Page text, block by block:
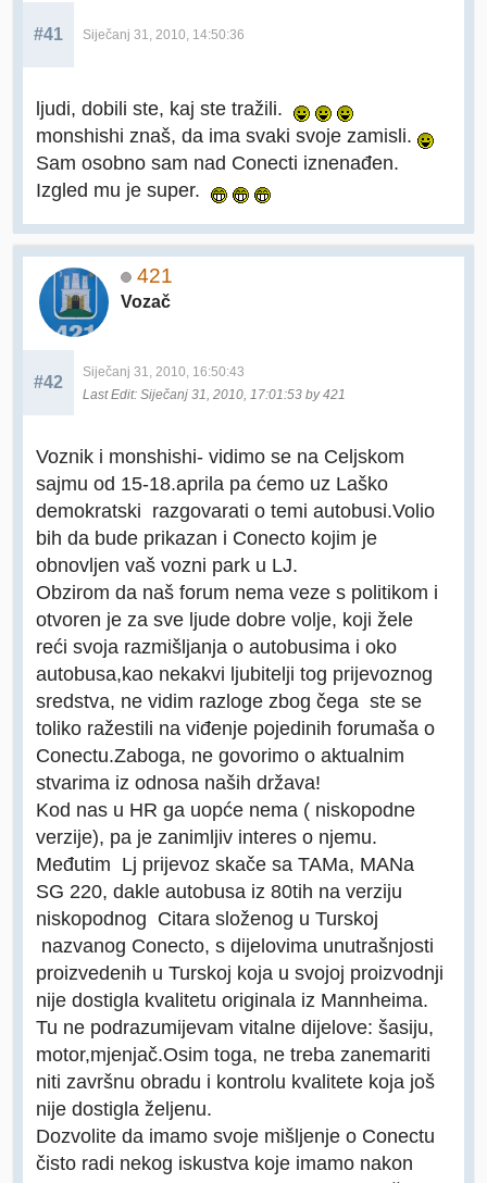
#41 Siječanj 31, 2010, 14:50:36
ljudi, dobili ste, kaj ste tražili.
monshishi znaš, da ima svaki svoje zamisli.
Sam osobno sam nad Conecti iznenađen.
Izgled mu je super.
421
Vozač
#42
Siječanj 31, 2010, 16:50:43
Last Edit: Siječanj 31, 2010, 17:01:53 by 421
Voznik i monshishi- vidimo se na Celjskom
sajmu od 15-18.aprila pa ćemo uz Laško
demokratski razgovarati o temi autobusi.Volio
bih da bude prikazan i Conecto kojim je
obnovljen vaš vozni park u LJ.
Obzirom da naš forum nema veze s politikom i
otvoren je za sve ljude dobre volje, koji žele
reći svoja razmišljanja o autobusima i oko
autobusa,kao nekakvi ljubitelji tog prijevoznog
sredstva, ne vidim razloge zbog čega ste se
toliko ražestili na viđenje pojedinih forumaša o
Conectu.Zaboga, ne govorimo o aktualnim
stvarima iz odnosa naših država!
Kod nas u HR ga uopće nema ( niskopodne
verzije), pa je zanimljiv interes o njemu.
Međutim Lj prijevoz skače sa TAMa, MANa
SG 220, dakle autobusa iz 80tih na verziju
niskopodnog Citara složenog u Turskoj
nazvanog Conecto, s dijelovima unutrašnjosti
proizvedenih u Turskoj koja u svojoj proizvodnji
nije dostigla kvalitetu originala iz Mannheima.
Tu ne podrazumijevam vitalne dijelove: šasiju,
motor,mjenjač.Osim toga, ne treba zanemariti
niti završnu obradu i kontrolu kvalitete koja još
nije dostigla željenu.
Dozvolite da imamo svoje mišljenje o Conectu
čisto radi nekog iskustva koje imamo nakon